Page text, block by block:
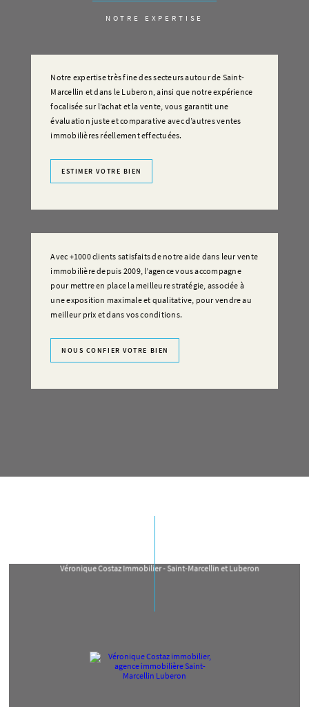
NOTRE EXPERTISE
Notre expertise très fine des secteurs autour de Saint-
Marcellin et dans le Luberon, ainsi que notre expérience
focalisée sur l’achat et la vente, vous garantit une
évaluation juste et comparative avec d’autres ventes
immobilières réellement effectuées.
ESTIMER VOTRE BIEN
Avec +1000 clients satisfaits de notre aide dans leur vente
immobilière depuis 2009, l’agence vous accompagne
pour mettre en place la meilleure stratégie, associée à
une exposition maximale et qualitative, pour vendre au
meilleur prix et dans vos conditions.
NOUS CONFIER VOTRE BIEN